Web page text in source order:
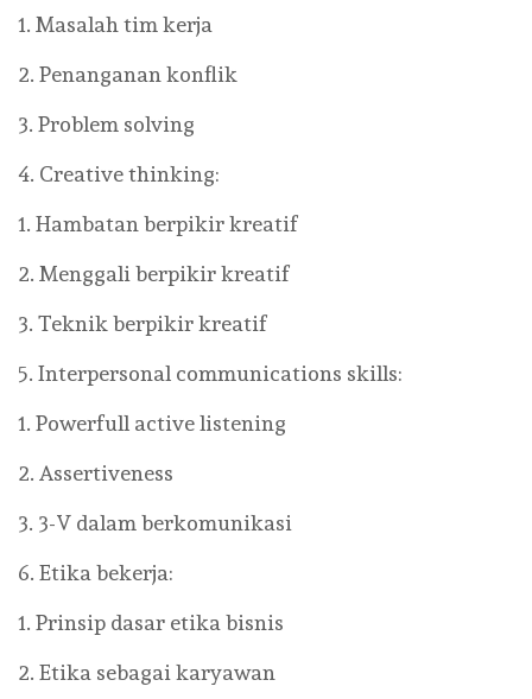
1. Masalah tim kerja
2. Penanganan konflik
3. Problem solving
4. Creative thinking:
1. Hambatan berpikir kreatif
2. Menggali berpikir kreatif
3. Teknik berpikir kreatif
5. Interpersonal communications skills:
1. Powerfull active listening
2. Assertiveness
3. 3-V dalam berkomunikasi
6. Etika bekerja:
1. Prinsip dasar etika bisnis
2. Etika sebagai karyawan